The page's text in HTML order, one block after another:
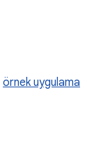
örnek uygulama